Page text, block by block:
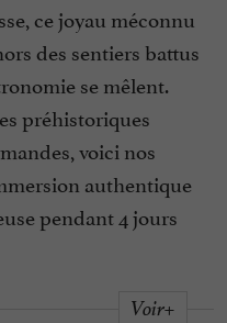
ce joyau méconnu
des sentiers battus
se mêlent.
préhistoriques
voici nos
authentique
pendant 4 jours
Voir+